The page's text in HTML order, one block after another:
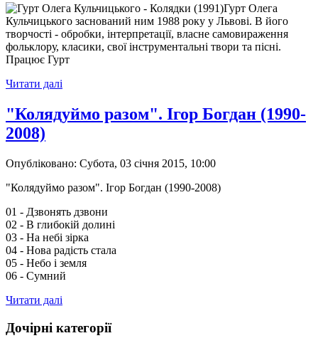
Гурт Олега
Кульчицького заснований ним 1988 року у Львові. В його
творчості - обробки, інтерпретації, власне самовираження
фольклору, класики, свої інструментальні твори та пісні.
Працює Гурт
Читати далі
"Колядуймо разом". Ігор Богдан (1990-
2008)
Опубліковано: Субота, 03 січня 2015, 10:00
"Колядуймо разом". Ігор Богдан (1990-2008)
01 - Дзвонять дзвони
02 - В глибокій долині
03 - На небі зірка
04 - Нова радість стала
05 - Небо і земля
06 - Сумний
Читати далі
Дочірні категорії